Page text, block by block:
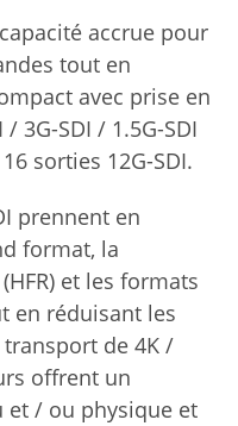
accrue pour
tout en
avec prise en
3G-SDI / 1.5G-SDI
sorties 12G-SDI.
prennent en
format, la
et les formats
en réduisant les
de 4K /
offrent un
et / ou physique et